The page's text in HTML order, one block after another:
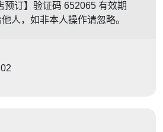
预订】验证码 652065 有效期
人，如非本人操作请忽略。